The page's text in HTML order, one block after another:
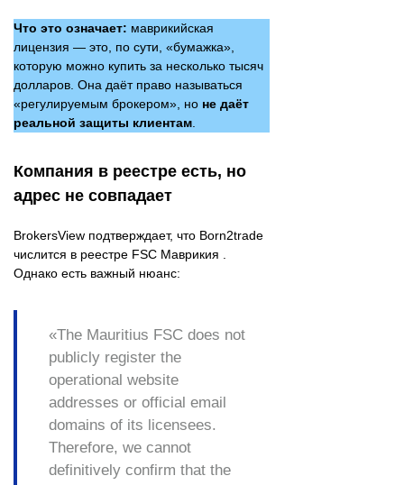
Что это означает: маврикийская
лицензия — это, по сути, «бумажка»,
которую можно купить за несколько тысяч
долларов. Она даёт право называться
«регулируемым брокером», но не даёт
реальной защиты клиентам
Компания в реестре есть, но
адрес не совпадает
BrokersView подтверждает, что Born2trade
числится в реестре FSC Маврикия .
Однако есть важный нюанс:
«The Mauritius FSC does not
publicly register the
operational website
addresses or official email
domains of its licensees.
Therefore, we cannot
definitively confirm that the